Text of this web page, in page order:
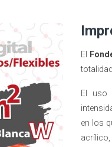
El
El uso
en los
acrílico,